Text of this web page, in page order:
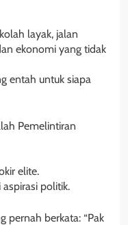
layak, jalan
ekonomi yang tidak
entah untuk siapa
Pemelintiran
elite.
aspirasi politik.
pernah berkata: “Pak